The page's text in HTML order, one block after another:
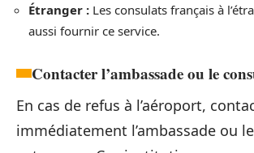
Étranger : Les consulats français à
aussi fournir ce service.
Contacter l’ambassade ou le
En cas de refus à l’aéroport,
immédiatement l’ambassade ou